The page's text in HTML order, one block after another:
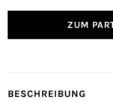
ZUM
BESCHREIBUNG